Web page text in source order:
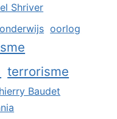
Shriver
onderwijs oorlog
terrorisme
Baudet